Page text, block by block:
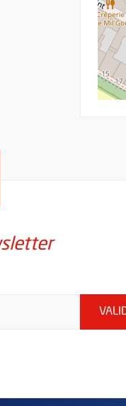
la ville d'Angers,